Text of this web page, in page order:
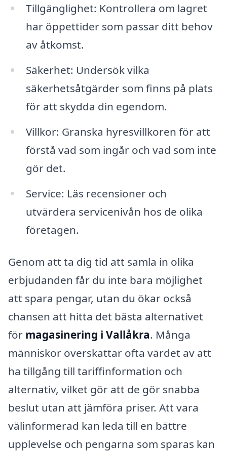
Tillgänglighet: Kontrollera om lagret
har öppettider som passar ditt behov
av åtkomst.
Säkerhet: Undersök vilka
säkerhetsåtgärder som finns på plats
för att skydda din egendom.
Villkor: Granska hyresvillkoren för att
förstå vad som ingår och vad som inte
gör det.
Service: Läs recensioner och
utvärdera servicenivån hos de olika
företagen.
Genom att ta dig tid att samla in olika
erbjudanden får du inte bara möjlighet
att spara pengar, utan du ökar också
chansen att hitta det bästa alternativet
för magasinering i Vallåkra. Många
människor överskattar ofta värdet av att
ha tillgång till tariffinformation och
alternativ, vilket gör att de gör snabba
beslut utan att jämföra priser. Att vara
välinformerad kan leda till en bättre
upplevelse och pengarna som sparas kan